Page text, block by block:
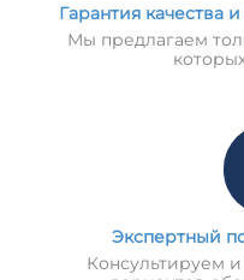
Гарантия качества
Мы предлагаем
Экспертный
Консультируем